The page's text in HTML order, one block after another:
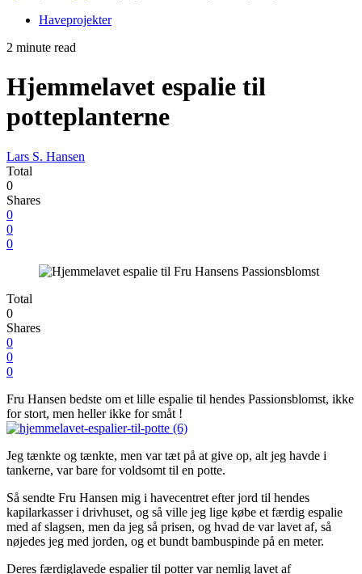
Haveprojekter
2 minute read
Hjemmelavet espalie til
potteplanterne
Lars S. Hansen
Total
0
Shares
0
0
0
Total
0
Shares
0
0
0
Fru Hansen bedste om et lille espalie til hendes Passionsblomst, ikke
for stort, men heller ikke for småt !
Jeg tænkte og tænkte, men var tæt på at give op, alt jeg havde i
tankerne, var bare for voldsomt til en potte.
Så sendte Fru Hansen mig i havecentret efter jord til hendes
kapilarkasser i drivhuset, og så ville jeg lige købe et færdig espalie
med af slagsen, men da jeg så prisen, og hvad de var lavet af, så
nøjedes jeg med jorden, og et bundt bambuspinde på en meter.
Deres færdiglavede espalier til potter var nemlig lavet af